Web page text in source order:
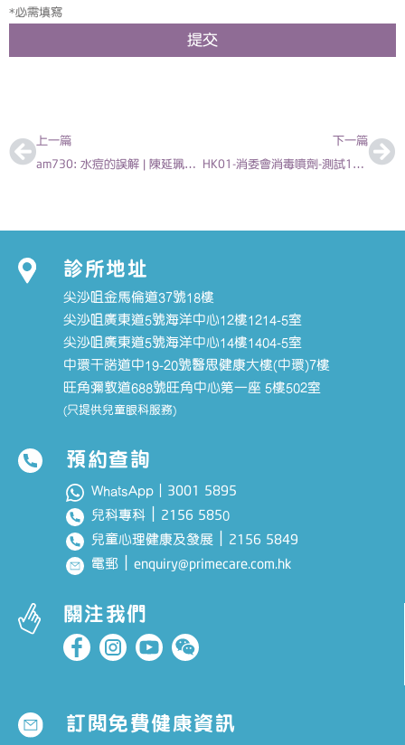
*必需填寫
提交
上一篇
am730: 水痘的誤解 | 陳延珮醫生
下一篇
HK01-消委會消毒噴劑-測試15款8成效用比漂白水更差 噴灑時唔好咁做-陳欣永 兒科專科醫生
診所地址
尖沙咀金馬倫道37號18樓
尖沙咀廣東道5號海洋中心12樓1214-5室
尖沙咀廣東道5號海洋中心14樓1404-5室
中環干諾道中19-20號醫思健康大樓(中環)7樓
旺角彌敦道688號旺角中心第一座 5樓502室
(只提供兒童眼科服務)
預約查詢
WhatsApp｜ 3001 5895
兒科專科 2156 5850
兒童心理健康及發展
2156 5849
電郵 ｜enquiry@primecare.com.hk
關注我們
訂閱免費健康資訊